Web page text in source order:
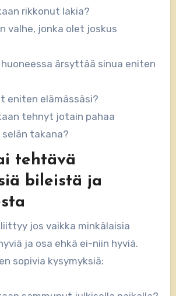
rikkonut lakia?
valhe, jonka olet joskus
ärsyttää sinua eniten
eniten elämässäsi?
tehnyt jotain pahaa
selän takana?
tehtävä
bileistä ja
jos vaikka minkälaisia
ja osa ehkä ei-niin hyviä.
sopivia kysymyksiä: